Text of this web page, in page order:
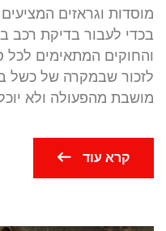
מוסדות וגראזים
בכדי לעבור בדיקת רכב
והחוקים המתאימים לכל
לזכור שבמקרה של כשל
מושבת מהפעולה ולא
קרא עוד